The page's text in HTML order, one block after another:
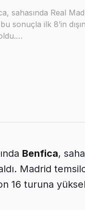
sahasında Real
sonuçla ilk 8’in
Benfica,
Madrid
16 turuna